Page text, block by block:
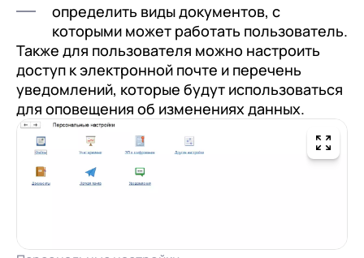
определить виды документов, с
которыми может работать пользователь.
Также для пользователя можно настроить
доступ к электронной почте и перечень
уведомлений, которые будут использоваться
для оповещения об изменениях данных.